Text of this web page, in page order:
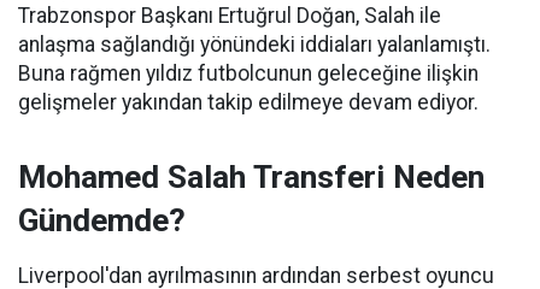
Trabzonspor Başkanı Ertuğrul Doğan, Salah ile
anlaşma sağlandığı yönündeki iddiaları yalanlamıştı.
Buna rağmen yıldız futbolcunun geleceğine ilişkin
gelişmeler yakından takip edilmeye devam ediyor.
Mohamed Salah Transferi Neden
Gündemde?
Liverpool'dan ayrılmasının ardından serbest oyuncu